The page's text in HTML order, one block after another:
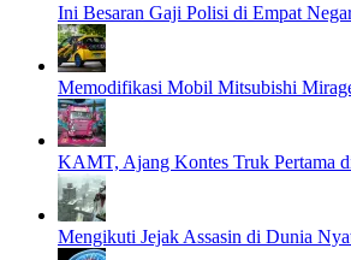
Ini Besaran Gaji Polisi di Empat
Memodifikasi Mobil Mitsubishi
KAMT, Ajang Kontes Truk Pertama
Mengikuti Jejak Assasin di Dunia